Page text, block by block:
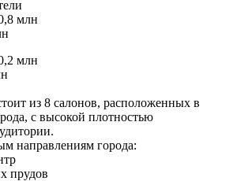
млн
млн
из 8 салонов, расположенных в
с высокой плотностью
направлениям города:
прудов